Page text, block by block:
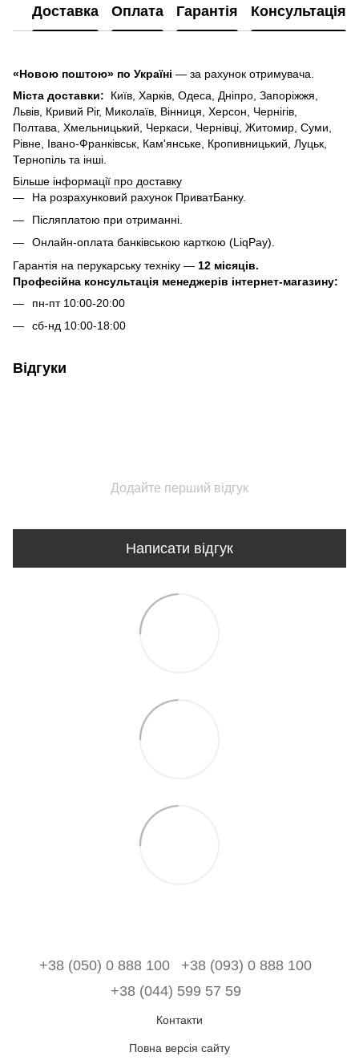
Доставка Оплата Гарантія Консультація
«Новою поштою» по Україні — за рахунок отримувача.
Міста доставки: Київ, Харків, Одеса, Дніпро, Запоріжжя,
Львів, Кривий Ріг, Миколаїв, Вінниця, Херсон, Чернігів,
Полтава, Хмельницький, Черкаси, Чернівці, Житомир, Суми,
Рівне, Івано-Франківськ, Кам'янське, Кропивницький, Луцьк,
Тернопіль та інші.
Більше інформації про доставку
На розрахунковий рахунок ПриватБанку.
Післяплатою при отриманні.
Онлайн-оплата банківською карткою (LiqPay).
Гарантія на перукарську техніку — 12 місяців.
Професійна консультація менеджерів інтернет-магазину:
пн-пт 10:00-20:00
сб-нд 10:00-18:00
Відгуки
Додайте перший відгук
Написати відгук
+38 (050) 0 888 100
+38 (093) 0 888 100
+38 (044) 599 57 59
Контакти
Повна версія сайту